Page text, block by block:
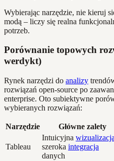
Wybierając narzędzie, nie kieruj
modą – liczy się realna
potrzeb.
Porównanie topowych
werdykt)
Rynek narzędzi do analizy
rozwiązań open-source po
enterprise. Oto subiektywne
wybieranych rozwiązań:
Narzędzie Główne zalety
Tableau
Intuicyjna wizualizacja
szeroka integracja
danych